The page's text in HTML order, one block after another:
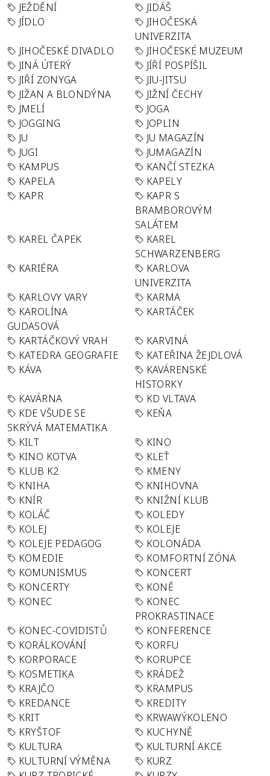
JEŽDĚNÍ
JIDÁŠ
JÍDLO
JIHOČESKÁ
UNIVERZITA
JIHOČESKÉ DIVADLO
JIHOČESKÉ MUZEUM
JINÁ ÚTERÝ
JÍŘÍ POSPÍŠIL
JIŘÍ ZONYGA
JIU-JITSU
JIŽAN A BLONDÝNA
JIŽNÍ ČECHY
JMELÍ
JOGA
JOGGING
JOPLIN
JU
JU MAGAZÍN
JUGI
JUMAGAZÍN
KAMPUS
KANČÍ STEZKA
KAPELA
KAPELY
KAPR
KAPR S
BRAMBOROVÝM
SALÁTEM
KAREL ČAPEK
KAREL
SCHWARZENBERG
KARIÉRA
KARLOVA
UNIVERZITA
KARLOVY VARY
KARMA
KAROLÍNA
GUDASOVÁ
KARTÁČEK
KARTÁČKOVÝ VRAH
KARVINÁ
KATEDRA GEOGRAFIE
KATEŘINA ŽEJDLOVÁ
KÁVA
KAVÁRENSKÉ
HISTORKY
KAVÁRNA
KD VLTAVA
KDE VŠUDE SE
SKRÝVÁ MATEMATIKA
KEŇA
KILT
KINO
KINO KOTVA
KLEŤ
KLUB K2
KMENY
KNIHA
KNIHOVNA
KNÍR
KNIŽNÍ KLUB
KOLÁČ
KOLEDY
KOLEJ
KOLEJE
KOLEJE PEDAGOG
KOLONÁDA
KOMEDIE
KOMFORTNÍ ZÓNA
KOMUNISMUS
KONCERT
KONCERTY
KONĚ
KONEC
KONEC
PROKRASTINACE
KONEC-COVIDISTŮ
KONFERENCE
KORÁLKOVÁNÍ
KORFU
KORPORACE
KORUPCE
KOSMETIKA
KRÁDEŽ
KRAJČO
KRAMPUS
KREDANCE
KREDITY
KRIT
KRWAWÝKOLENO
KRYŠTOF
KUCHYNĚ
KULTURA
KULTURNÍ AKCE
KULTURNÍ VÝMĚNA
KURZ